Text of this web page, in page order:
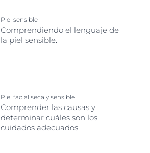
Piel sensible
Comprendiendo el lenguaje de
la piel sensible.
Piel facial seca y sensible
Comprender las causas y
determinar cuáles son los
cuidados adecuados